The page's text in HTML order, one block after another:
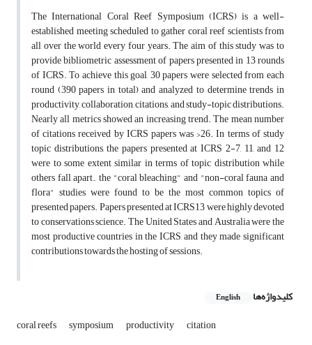
The International Coral Reef Symposium (ICRS) is a well-
established meeting scheduled to gather coral reef scientists from
all over the world every four years. The aim of this study was to
provide bibliometric assessment of papers presented in 13 rounds
of ICRS. To achieve this goal, 30 papers were selected from each
round (390 papers in total) and analyzed to determine trends in
productivity, collaboration, citations, and study-topic distributions.
Nearly all metrics showed an increasing trend. The mean number
of citations received by ICRS papers was >26. In terms of study
topic distributions, the papers presented at ICRS 2-7, 11, and 12
were to some extent similar in terms of topic distribution while
others fall apart., the "coral bleaching" and "non-coral fauna and
flora" studies were found to be the most common topics of
presented papers. Papers presented at ICRS13 were highly devoted
to conservations science. The United States and Australia were the
most productive countries in the ICRS, and they made significant
contributions towards the hosting of sessions.
کلیدواژه‌ها English
coral reefs symposium productivity citation